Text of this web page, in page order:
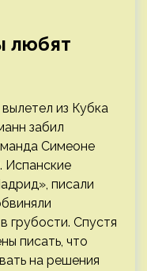
любят
из Кубка
забил
Симеоне
Испанские
писали
грубости. Спустя
писать, что
на решения